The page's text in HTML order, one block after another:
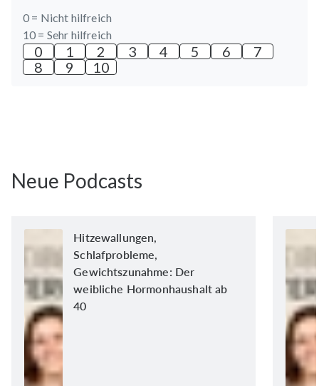
0 = Nicht hilfreich
10 = Sehr hilfreich
0 1 2 3 4 5 6
7
8
9 10
Neue Podcasts
Hitzewallungen,
Schlafprobleme,
Gewichtszunahme: Der
weibliche Hormonhaushalt ab
40